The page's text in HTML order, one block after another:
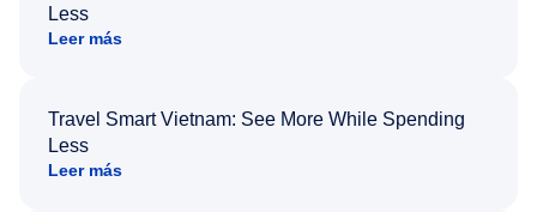
Less
Leer más
Travel Smart Vietnam: See More While Spending
Less
Leer más